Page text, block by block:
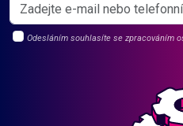
Odesláním souhlasíte se zpracováním